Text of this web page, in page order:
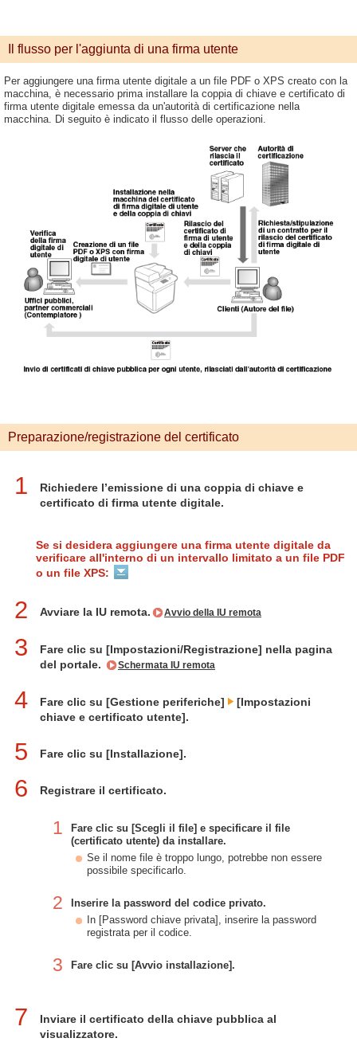
Il flusso per l'aggiunta di una firma utente
Per aggiungere una firma utente digitale a un file PDF o XPS creato con la
macchina, è necessario prima installare la coppia di chiave e certificato di
firma utente digitale emessa da un'autorità di certificazione nella
macchina. Di seguito è indicato il flusso delle operazioni.
Preparazione/registrazione del certificato
1
Richiedere l’emissione di una coppia di chiave e
certificato di firma utente digitale.
Se si desidera aggiungere una firma utente digitale da
verificare all'interno di un intervallo limitato a un file PDF
o un file XPS:
2 Avviare la IU remota. Avvio della IU remota
3
Fare clic su [Impostazioni/Registrazione] nella pagina
del portale.
Schermata IU remota
4 Fare clic su [Gestione periferiche]
[Impostazioni
chiave e certificato utente].
5 Fare clic su [Installazione].
6 Registrare il certificato.
1
Fare clic su [Scegli il file] e specificare il file
(certificato utente) da installare.
Se il nome file è troppo lungo, potrebbe non essere
possibile specificarlo.
2
Inserire la password del codice privato.
In [Password chiave privata], inserire la password
registrata per il codice.
3 Fare clic su [Avvio installazione].
7
Inviare il certificato della chiave pubblica al
visualizzatore.